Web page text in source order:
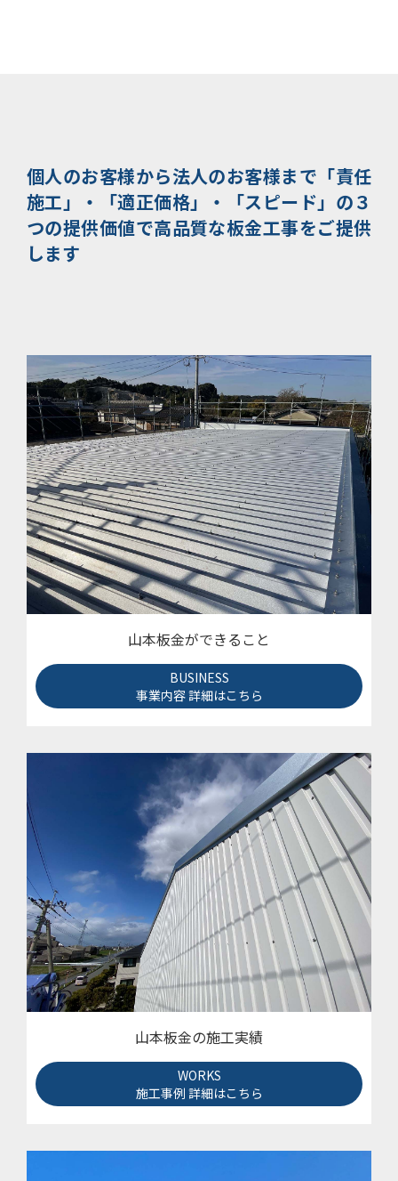
個人のお客様から法人のお客様まで 「責任
施工」・「適正価格」・「スピード」の３
つの提供価値で高品質な板金工事をご提供
します
山本板金ができること
BUSINESS
事業内容 詳細はこちら
山本板金の施工実績
WORKS
施工事例 詳細はこちら